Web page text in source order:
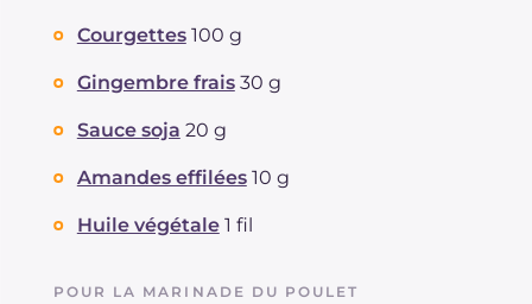
Courgettes 100 g
Gingembre frais 30 g
Sauce soja 20 g
Amandes effilées 10 g
Huile végétale 1 fil
POUR LA MARINADE DU POULET